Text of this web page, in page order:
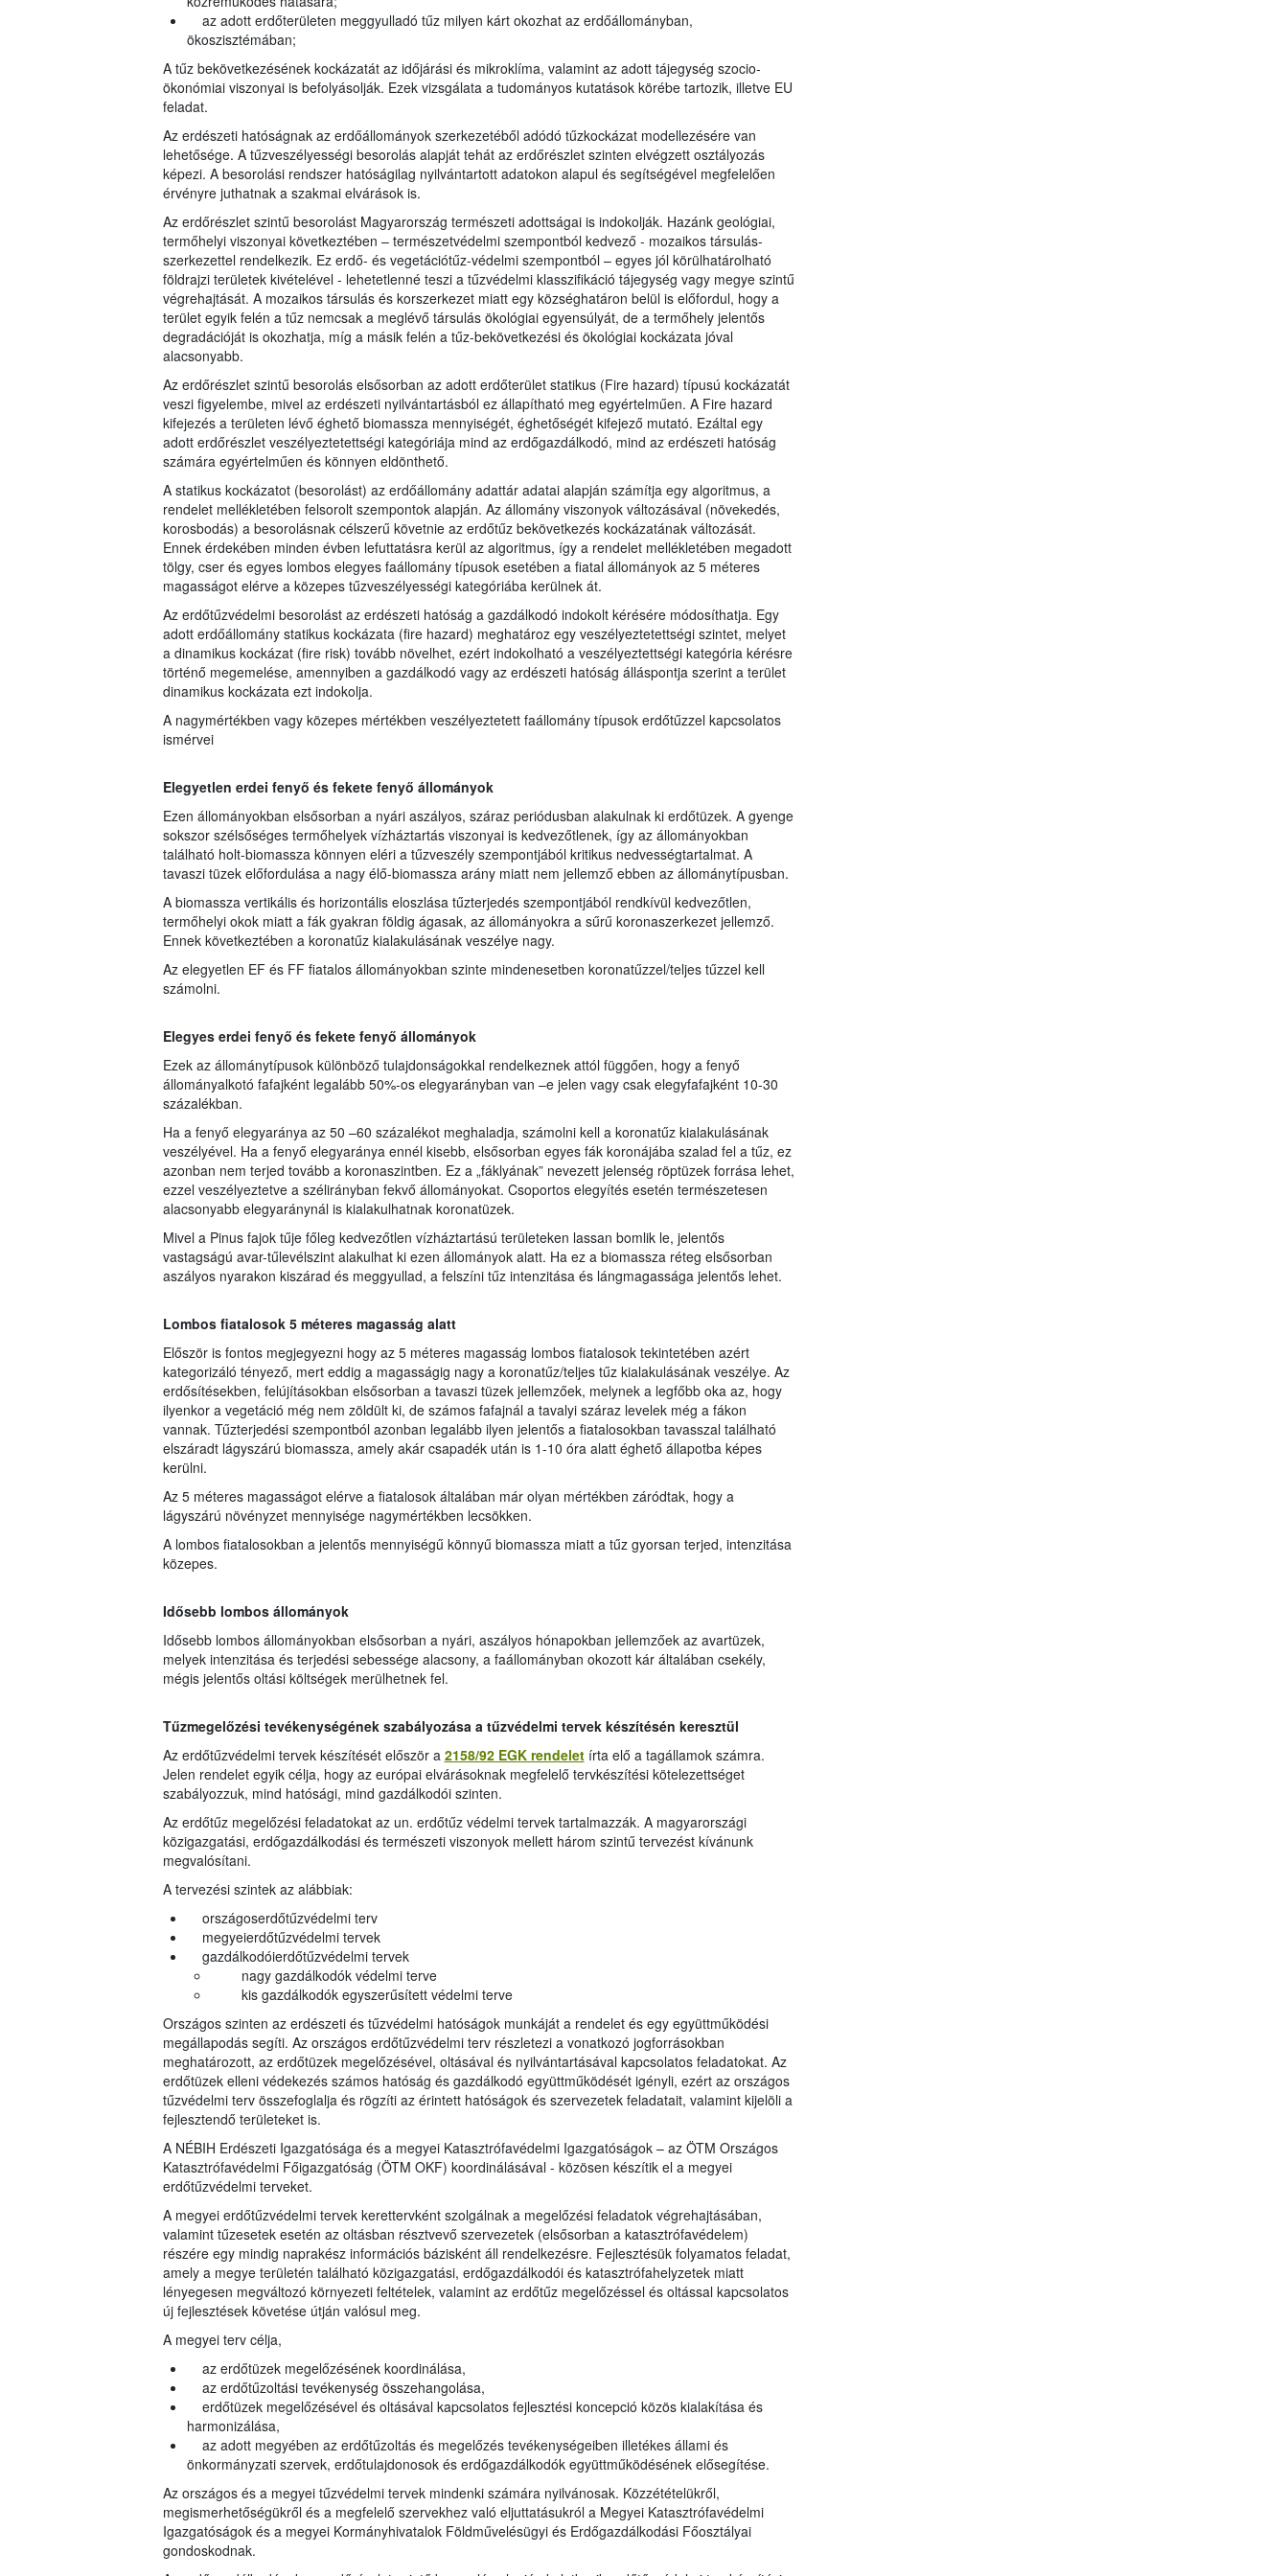
az adott erdőterületen meggyulladó tűz milyen kárt okozhat az erdőállományban,
ökoszisztémában;
A tűz bekövetkezésének kockázatát az időjárási és mikroklíma, valamint az adott tájegység szocio-
ökonómiai viszonyai is befolyásolják. Ezek vizsgálata a tudományos kutatások körébe tartozik, illetve EU
feladat.
Az erdészeti hatóságnak az erdőállományok szerkezetéből adódó tűzkockázat modellezésére van
lehetősége. A tűzveszélyességi besorolás alapját tehát az erdőrészlet szinten elvégzett osztályozás
képezi. A besorolási rendszer hatóságilag nyilvántartott adatokon alapul és segítségével megfelelően
érvényre juthatnak a szakmai elvárások is.
Az erdőrészlet szintű besorolást Magyarország természeti adottságai is indokolják. Hazánk geológiai,
termőhelyi viszonyai következtében – természetvédelmi szempontból kedvező - mozaikos társulás-
szerkezettel rendelkezik. Ez erdő- és vegetációtűz-védelmi szempontból – egyes jól körülhatárolható
földrajzi területek kivételével - lehetetlenné teszi a tűzvédelmi klasszifikáció tájegység vagy megye szintű
végrehajtását. A mozaikos társulás és korszerkezet miatt egy községhatáron belül is előfordul, hogy a
terület egyik felén a tűz nemcsak a meglévő társulás ökológiai egyensúlyát, de a termőhely jelentős
degradációját is okozhatja, míg a másik felén a tűz-bekövetkezési és ökológiai kockázata jóval
alacsonyabb.
Az erdőrészlet szintű besorolás elsősorban az adott erdőterület statikus (Fire hazard) típusú kockázatát
veszi figyelembe, mivel az erdészeti nyilvántartásból ez állapítható meg egyértelműen. A Fire hazard
kifejezés a területen lévő éghető biomassza mennyiségét, éghetőségét kifejező mutató. Ezáltal egy
adott erdőrészlet veszélyeztetettségi kategóriája mind az erdőgazdálkodó, mind az erdészeti hatóság
számára egyértelműen és könnyen eldönthető.
A statikus kockázatot (besorolást) az erdőállomány adattár adatai alapján számítja egy algoritmus, a
rendelet mellékletében felsorolt szempontok alapján. Az állomány viszonyok változásával (növekedés,
korosbodás) a besorolásnak célszerű követnie az erdőtűz bekövetkezés kockázatának változását.
Ennek érdekében minden évben lefuttatásra kerül az algoritmus, így a rendelet mellékletében megadott
tölgy, cser és egyes lombos elegyes faállomány típusok esetében a fiatal állományok az 5 méteres
magasságot elérve a közepes tűzveszélyességi kategóriába kerülnek át.
Az erdőtűzvédelmi besorolást az erdészeti hatóság a gazdálkodó indokolt kérésére módosíthatja. Egy
adott erdőállomány statikus kockázata (fire hazard) meghatároz egy veszélyeztetettségi szintet, melyet
a dinamikus kockázat (fire risk) tovább növelhet, ezért indokolható a veszélyeztettségi kategória kérésre
történő megemelése, amennyiben a gazdálkodó vagy az erdészeti hatóság álláspontja szerint a terület
dinamikus kockázata ezt indokolja.
A nagymértékben vagy közepes mértékben veszélyeztetett faállomány típusok erdőtűzzel kapcsolatos
ismérvei
Elegyetlen erdei fenyő és fekete fenyő állományok
Ezen állományokban elsősorban a nyári aszályos, száraz periódusban alakulnak ki erdőtüzek. A gyenge
sokszor szélsőséges termőhelyek vízháztartás viszonyai is kedvezőtlenek, így az állományokban
található holt-biomassza könnyen eléri a tűzveszély szempontjából kritikus nedvességtartalmat. A
tavaszi tüzek előfordulása a nagy élő-biomassza arány miatt nem jellemző ebben az állománytípusban.
A biomassza vertikális és horizontális eloszlása tűzterjedés szempontjából rendkívül kedvezőtlen,
termőhelyi okok miatt a fák gyakran földig ágasak, az állományokra a sűrű koronaszerkezet jellemző.
Ennek következtében a koronatűz kialakulásának veszélye nagy.
Az elegyetlen EF és FF fiatalos állományokban szinte mindenesetben koronatűzzel/teljes tűzzel kell
számolni.
Elegyes erdei fenyő és fekete fenyő állományok
Ezek az állománytípusok különböző tulajdonságokkal rendelkeznek attól függően, hogy a fenyő
állományalkotó fafajként legalább 50%-os elegyarányban van –e jelen vagy csak elegyfafajként 10-30
százalékban.
Ha a fenyő elegyaránya az 50 –60 százalékot meghaladja, számolni kell a koronatűz kialakulásának
veszélyével. Ha a fenyő elegyaránya ennél kisebb, elsősorban egyes fák koronájába szalad fel a tűz, ez
azonban nem terjed tovább a koronaszintben. Ez a „fáklyának” nevezett jelenség röptüzek forrása lehet,
ezzel veszélyeztetve a szélirányban fekvő állományokat. Csoportos elegyítés esetén természetesen
alacsonyabb elegyaránynál is kialakulhatnak koronatüzek.
Mivel a Pinus fajok tűje főleg kedvezőtlen vízháztartású területeken lassan bomlik le, jelentős
vastagságú avar-tűlevélszint alakulhat ki ezen állományok alatt. Ha ez a biomassza réteg elsősorban
aszályos nyarakon kiszárad és meggyullad, a felszíni tűz intenzitása és lángmagassága jelentős lehet.
Lombos fiatalosok 5 méteres magasság alatt
Először is fontos megjegyezni hogy az 5 méteres magasság lombos fiatalosok tekintetében azért
kategorizáló tényező, mert eddig a magasságig nagy a koronatűz/teljes tűz kialakulásának veszélye. Az
erdősítésekben, felújításokban elsősorban a tavaszi tüzek jellemzőek, melynek a legfőbb oka az, hogy
ilyenkor a vegetáció még nem zöldült ki, de számos fafajnál a tavalyi száraz levelek még a fákon
vannak. Tűzterjedési szempontból azonban legalább ilyen jelentős a fiatalosokban tavasszal található
elszáradt lágyszárú biomassza, amely akár csapadék után is 1-10 óra alatt éghető állapotba képes
kerülni.
Az 5 méteres magasságot elérve a fiatalosok általában már olyan mértékben záródtak, hogy a
lágyszárú növényzet mennyisége nagymértékben lecsökken.
A lombos fiatalosokban a jelentős mennyiségű könnyű biomassza miatt a tűz gyorsan terjed, intenzitása
közepes.
Idősebb lombos állományok
Idősebb lombos állományokban elsősorban a nyári, aszályos hónapokban jellemzőek az avartüzek,
melyek intenzitása és terjedési sebessége alacsony, a faállományban okozott kár általában csekély,
mégis jelentős oltási költségek merülhetnek fel.
Tűzmegelőzési tevékenységének szabályozása a tűzvédelmi tervek készítésén keresztül
Az erdőtűzvédelmi tervek készítését először a 2158/92 EGK rendeletírta elő a tagállamok számra.
Jelen rendelet egyik célja, hogy az európai elvárásoknak megfelelő tervkészítési kötelezettséget
szabályozzuk, mind hatósági, mind gazdálkodói szinten.
Az erdőtűz megelőzési feladatokat az un. erdőtűz védelmi tervek tartalmazzák. A magyarországi
közigazgatási, erdőgazdálkodási és természeti viszonyok mellett három szintű tervezést kívánunk
megvalósítani.
A tervezési szintek az alábbiak:
országoserdőtűzvédelmi terv
megyeierdőtűzvédelmi tervek
gazdálkodóierdőtűzvédelmi tervek
nagy gazdálkodók védelmi terve
kis gazdálkodók egyszerűsített védelmi terve
Országos szinten az erdészeti és tűzvédelmi hatóságok munkáját a rendelet és egy együttműködési
megállapodás segíti. Az országos erdőtűzvédelmi terv részletezi a vonatkozó jogforrásokban
meghatározott, az erdőtüzek megelőzésével, oltásával és nyilvántartásával kapcsolatos feladatokat. Az
erdőtüzek elleni védekezés számos hatóság és gazdálkodó együttműködését igényli, ezért az országos
tűzvédelmi terv összefoglalja és rögzíti az érintett hatóságok és szervezetek feladatait, valamint kijelöli a
fejlesztendő területeket is.
A NÉBIH Erdészeti Igazgatósága és a megyei Katasztrófavédelmi Igazgatóságok – az ÖTM Országos
Katasztrófavédelmi Főigazgatóság (ÖTM OKF) koordinálásával - közösen készítik el a megyei
erdőtűzvédelmi terveket.
A megyei erdőtűzvédelmi tervek kerettervként szolgálnak a megelőzési feladatok végrehajtásában,
valamint tűzesetek esetén az oltásban résztvevő szervezetek (elsősorban a katasztrófavédelem)
részére egy mindig naprakész információs bázisként áll rendelkezésre. Fejlesztésük folyamatos feladat,
amely a megye területén található közigazgatási, erdőgazdálkodói és katasztrófahelyzetek miatt
lényegesen megváltozó környezeti feltételek, valamint az erdőtűz megelőzéssel és oltással kapcsolatos
új fejlesztések követése útján valósul meg.
A megyei terv célja,
az erdőtüzek megelőzésének koordinálása,
az erdőtűzoltási tevékenység összehangolása,
erdőtüzek megelőzésével és oltásával kapcsolatos fejlesztési koncepció közös kialakítása és
harmonizálása,
az adott megyében az erdőtűzoltás és megelőzés tevékenységeiben illetékes állami és
önkormányzati szervek, erdőtulajdonosok és erdőgazdálkodók együttműködésének elősegítése.
Az országos és a megyei tűzvédelmi tervek mindenki számára nyilvánosak. Közzétételükről,
megismerhetőségükről és a megfelelő szervekhez való eljuttatásukról a Megyei Katasztrófavédelmi
Igazgatóságok és a megyei Kormányhivatalok Földművelésügyi és Erdőgazdálkodási Főosztályai
gondoskodnak.